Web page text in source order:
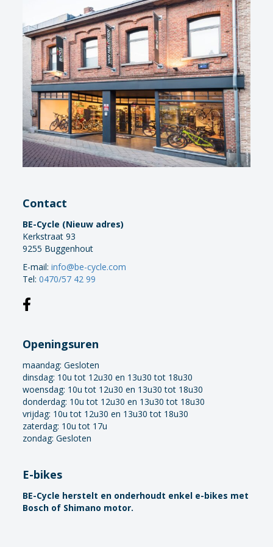
Contact
BE-Cycle (Nieuw adres)
Kerkstraat 93
9255 Buggenhout
E-mail:info@be-cycle.com
Tel:0470/57 42 99
Openingsuren
maandag:Gesloten
dinsdag: 10u tot 12u30 en 13u30 tot 18u30
woensdag: 10u tot 12u30 en 13u30 tot 18u30
donderdag: 10u tot 12u30 en 13u30 tot 18u30
vrijdag: 10u tot 12u30 en 13u30 tot 18u30
zaterdag: 10u tot 17u
zondag: Gesloten
E-bikes
BE-Cycle herstelt en onderhoudt enkel e-bikes met
Bosch of Shimano motor.